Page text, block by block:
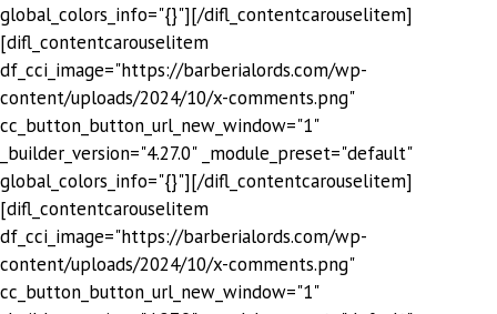
global_colors_info="{}"][/difl_contentcarouselitem]
[difl_contentcarouselitem
df_cci_image="https://barberialords.com/wp-
content/uploads/2024/10/x-comments.png"
cc_button_button_url_new_window="1"
_builder_version="4.27.0" _module_preset="default"
global_colors_info="{}"][/difl_contentcarouselitem]
[difl_contentcarouselitem
df_cci_image="https://barberialords.com/wp-
content/uploads/2024/10/x-comments.png"
cc_button_button_url_new_window="1"